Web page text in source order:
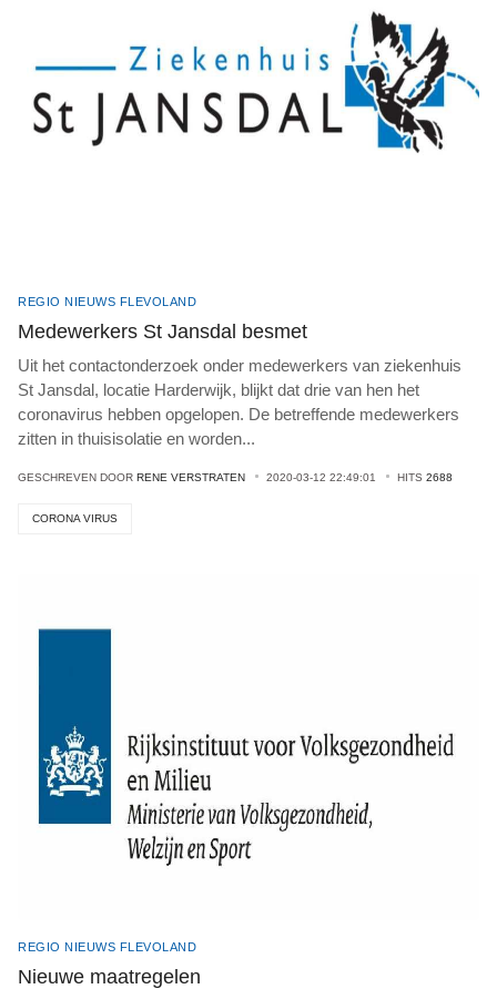
REGIO NIEUWS FLEVOLAND
Medewerkers St Jansdal besmet
Uit het contactonderzoek onder medewerkers van ziekenhuis
St Jansdal, locatie Harderwijk, blijkt dat drie van hen het
coronavirus hebben opgelopen. De betreffende medewerkers
zitten in thuisisolatie en worden...
GESCHREVEN DOOR RENE VERSTRATEN 2020-03-12 22:49:01 HITS 2688
CORONA VIRUS
REGIO NIEUWS FLEVOLAND
Nieuwe maatregelen